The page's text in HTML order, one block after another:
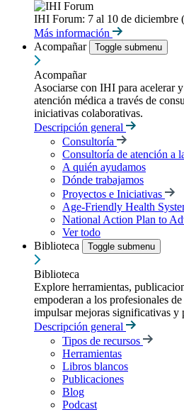
IHI Forum: 7 al 10 de
Más información
Acompañar
Toggle submenu
Acompañar
Asociarse con IHI para acelerar
atención médica a través de
iniciativas colaborativas.
Descripción general
Consultoría
Consultoría de atención a
A quién ayudamos
Dónde trabajamos
Proyectos e Iniciativas
Age-Friendly Health
National Action Plan to
Ver todo
Biblioteca
Toggle submenu
Biblioteca
Explore herramientas,
empoderan a los profesionales
impulsar mejoras significativas y
Descripción general
Tipos de recursos
Herramientas
Libros blancos
Publicaciones
Blog
Podcast